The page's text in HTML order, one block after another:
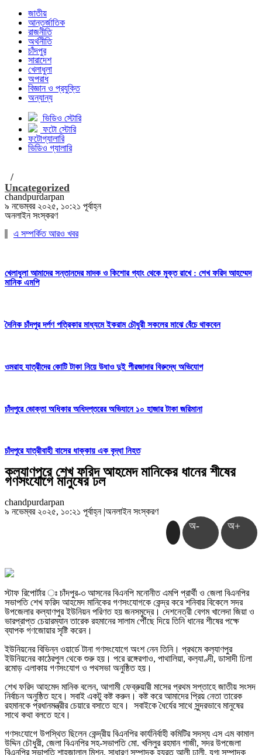
জাতীয়
আন্তর্জাতিক
রাজনীতি
অর্থনীতি
চাঁদপুর
সারাদেশ
খেলাধুলা
অপরাধ
বিজ্ঞান ও প্রযুক্তি
অন্যান্য
ভিডিও স্টোরি
ফটো স্টোরি
ফটোগ্যালারি
ভিডিও গ্যালারি
/
Uncategorized
chandpurdarpan
৯ নভেম্বর ২০২৫, ১০:২১ পূর্বাহ্ন
অনলাইন সংস্করণ
এ সম্পর্কিত আরও খবর
খেলাধুলা আমাদের সন্তানদের মাদক ও কিশোর গ্যাং থেকে মুক্ত রাখে : শেখ ফরিদ আহম্মেদ
মানিক এমপি
দৈনিক চাঁদপুর দর্পণ পত্রিকার মাধ্যমে ইকরাম চৌধুরী সকলের মাঝে বেঁচে থাকবেন
ওমরাহ যাত্রীদের কোটি টাকা নিয়ে উধাও দুই পীরজাদার বিরুদ্ধে অভিযোগ
চাঁদপুরে ভোক্তা অধিকার অধিদপ্তরের অভিযানে ১০ হাজার টাকা জরিমানা
চাঁদপুরে যাত্রীবাহী বাসের ধাক্কায় এক বৃদ্ধা নিহত
কল্যাণপুরে শেখ ফরিদ আহমেদ মানিকের ধানের শীষের
গণসংযোগে মানুষের ঢল
chandpurdarpan
৯ নভেম্বর ২০২৫, ১০:২১ পূর্বাহ্ন |অনলাইন সংস্করণ
অ- অ+
স্টাফ রিপোর্টার ঃ চাঁদপুর-৩ আসনের বিএনপি মনোনীত এমপি প্রার্থী ও জেলা বিএনপির
সভাপতি শেখ ফরিদ আহমেদ মানিকের গণসংযোগকে কেন্দ্র করে শনিবার বিকেলে সদর
উপজেলার কল্যাণপুর ইউনিয়ন পরিণত হয় জনসমুদ্রে। দেশনেত্রী বেগম খালেদা জিয়া ও
ভারপ্রাপ্ত চেয়ারম্যান তারেক রহমানের সালাম পৌঁছে দিয়ে তিনি ধানের শীষের পক্ষে
ব্যাপক গণজোয়ার সৃষ্টি করেন।
ইউনিয়নের বিভিন্ন ওয়ার্ডে টানা গণসংযোগে অংশ নেন তিনি। প্রথমে কল‍্যাণপুর
ইউনিয়নের কাঠেরপুল থেকে শুরু হয়। পরে রঙ্গেরগাও, পাথালিয়া, কল‍্যাণ্দী, ডাসাদী ঢিলা
রমোড় এলাকায় গণসংযোগ ও পথসভা অনুষ্ঠিত হয়।
শেখ ফরিদ আহমেদ মানিক বলেন, আগামী ফেব্রুয়ারী মাসের প্রথম সপ্তাহে জাতীয় সংসদ
নির্বাচন অনুষ্ঠিত হবে। সবাই একটু কষ্ট করুন। কষ্ট করে আমাদের প্রিয় নেতা তারেক
রহমানকে প্রধানমন্ত্রীর চেয়ারে বসাতে হবে। সবাইকে ধৈর্যের সাথে সুন্দরভাবে মানুষের
সাথে কথা বলতে হবে।
গণসংযোগে উপস্থিত ছিলেন কেন্দ্রীয় বিএনপির কার্যনির্বাহী কমিটির সদস্য এস এম কামাল
উদ্দিন চৌধুরী, জেলা বিএনপির সহ-সভাপতি মো. খলিলুর রহমান গাজী, সদর উপজেলা
বিএনপির সভাপতি শাহজালাল মিশন, সাধারণ সম্পাদক হযরত আলী ঢালী, যুগ্ম সম্পাদক